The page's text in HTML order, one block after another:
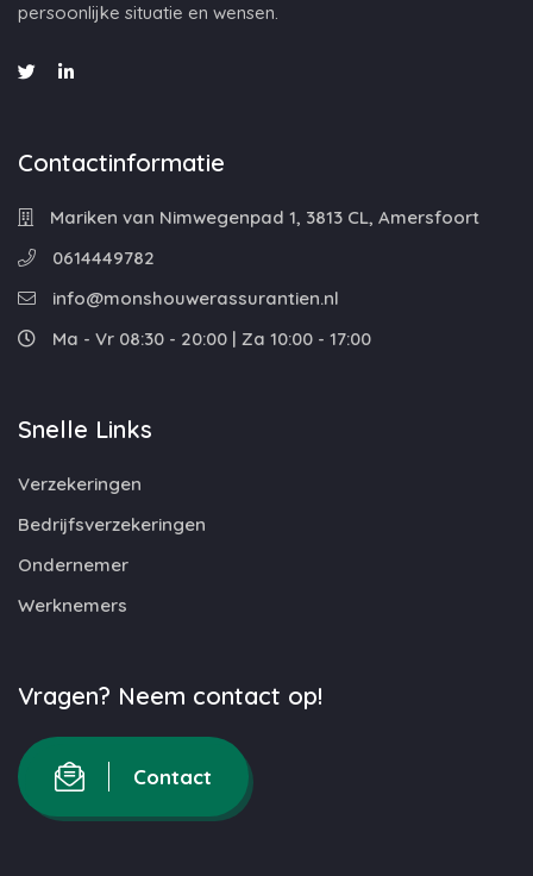
persoonlijke situatie en wensen.
Contactinformatie
Mariken van Nimwegenpad 1, 3813 CL, Amersfoort
0614449782
info@monshouwerassurantien.nl
Ma - Vr 08:30 - 20:00 | Za 10:00 - 17:00
Snelle Links
Verzekeringen
Bedrijfsverzekeringen
Ondernemer
Werknemers
Vragen? Neem contact op!
Contact